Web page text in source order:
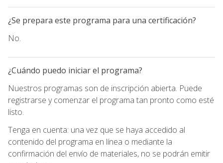
¿Se prepara este programa para una certificación?
No.
¿Cuándo puedo iniciar el programa?
Nuestros programas son de inscripción abierta. Puede
registrarse y comenzar el programa tan pronto como esté
listo.
Tenga en cuenta: una vez que se haya accedido al
contenido del programa en línea o mediante la
confirmación del envío de materiales, no se podrán emitir